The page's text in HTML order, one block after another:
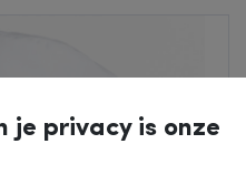
je privacy is onze